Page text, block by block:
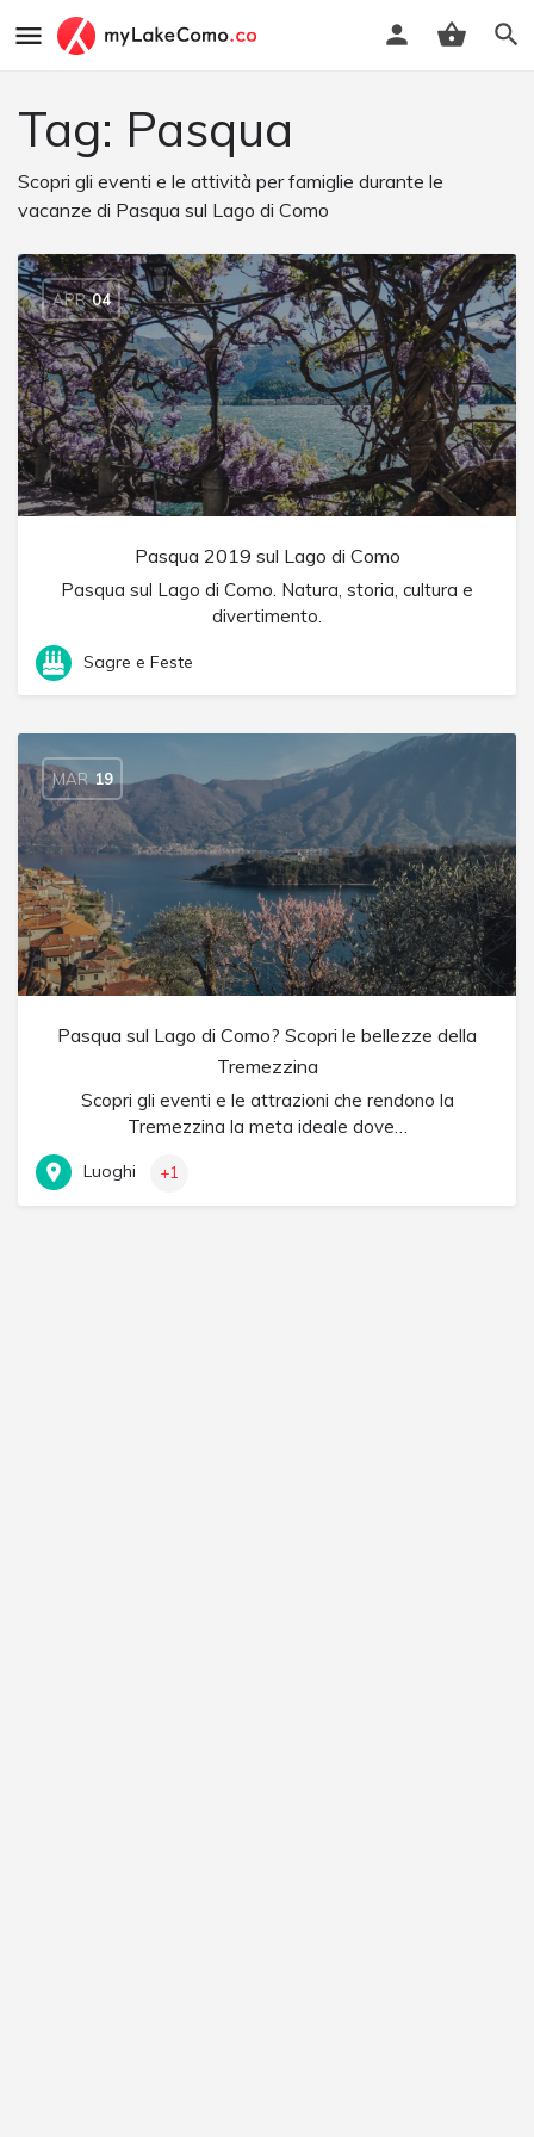
Tag: Pasqua
Scopri gli eventi e le attività per famiglie durante le
vacanze di Pasqua sul Lago di Como
APR 04
Pasqua 2019 sul Lago di Como
Pasqua sul Lago di Como. Natura, storia, cultura e
divertimento.
Sagre e Feste
MAR 19
Pasqua sul Lago di Como? Scopri le bellezze della
Tremezzina
Scopri gli eventi e le attrazioni che rendono la
Tremezzina la meta ideale dove…
Luoghi +1